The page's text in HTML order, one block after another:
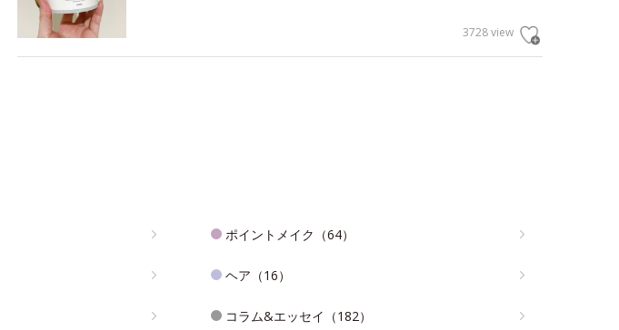
3728 view
ポイントメイク（64）
ヘア（16）
コラム&エッセイ（182）